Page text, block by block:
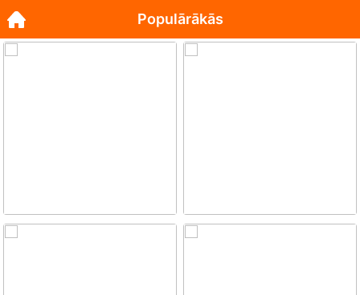
Populārākās